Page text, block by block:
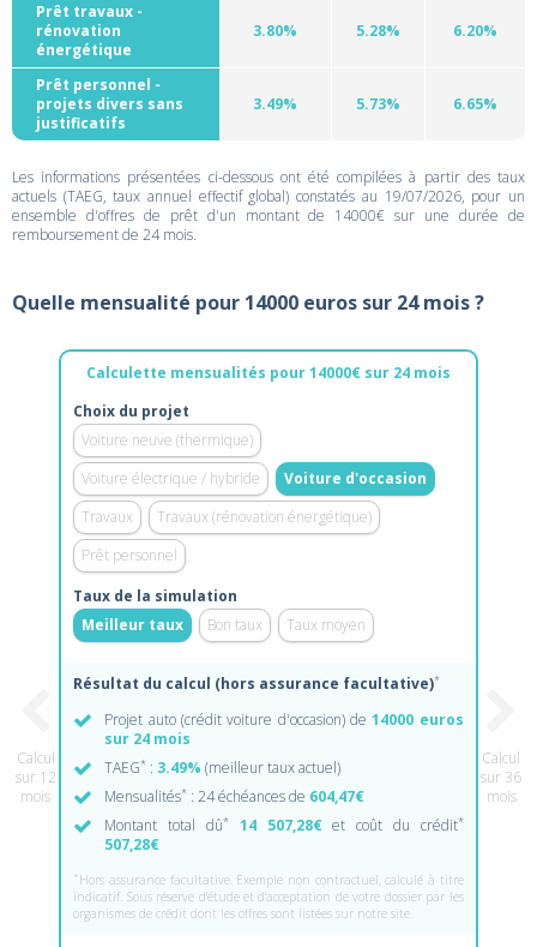
Prêt travaux -
rénovation
énergétique
3.80% 5.28% 6.20%
Prêt personnel -
projets divers sans
justificatifs
3.49% 5.73% 6.65%
Les informations présentées ci-dessous ont été compilées à partir des taux
actuels (TAEG, taux annuel effectif global) constatés au 19/07/2026, pour un
ensemble d'offres de prêt d'un montant de 14000€ sur une durée de
remboursement de 24 mois.
Quelle mensualité pour 14000 euros sur 24 mois ?
Calcul
sur 12
mois
Calculette mensualités pour 14000€ sur 24 mois
Choix du projet
Voiture neuve (thermique)
Voiture électrique / hybride
Voiture d'occasion
Travaux
Travaux (rénovation énergétique)
Prêt personnel
Taux de la simulation
Meilleur taux
Bon taux Taux moyen
Résultat du calcul (hors assurance facultative)*
Projet auto (crédit voiture d'occasion) de14000 euros
sur 24 mois
TAEG* : 3.49% (meilleur taux actuel)
Mensualités* : 24 échéances de 604,47€
Montant total dû* 14 507,28€et coût du crédit*
507,28€
* Hors assurance facultative. Exemple non contractuel, calculé à titre
indicatif. Sous réserve d'étude et d'acceptation de votre dossier par les
organismes de crédit dont les offres sont listées sur notre site.
Calcul
sur 36
mois